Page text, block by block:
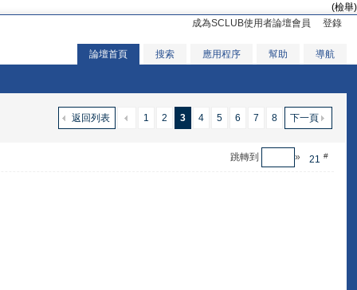
(檢舉)
成為SCLUB使用者論壇會員
登錄
論壇首頁 搜索 應用程序 幫助 導航
1 2 3 4 5 6 7 8 下一頁
返回列表
21 #
跳轉到 »